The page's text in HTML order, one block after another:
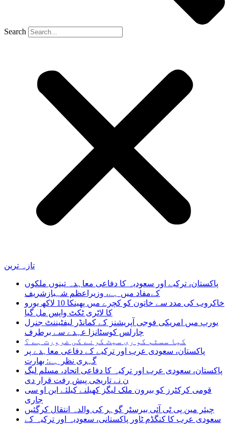
Search
تازہ ترین
پاکستان، ترکیے اور سعودیہ کا دفاعی معاہدہ تینوں ملکوں
کےمفاد میں ہے، وزیراعظم شہبازشریف
خاکروب کی مدد سے خاتون کو کچرے میں پھینکا 10 لاکھ یورو
کا لاٹری ٹکٹ واپس مل گیا
یورپ میں امریکی فوجی آپریشنز کے کمانڈر لیفٹیننٹ جنرل
چارلس کوسٹانزا عہدے سے برطرف
کیا سسٹم کو ری سیٹ کرنے کی ضرورت ہے ؟
پاکستان، سعودی عرب اور ترکیے کے دفاعی معاہدے پر
گہری نظر ہے: بھارت
پاکستان، سعودی عرب اور ترکیہ کا دفاعی اتحاد، مسلم لیگ
ن نے تاریخی پیش رفت قرار دی
قومی کرکٹرز کو بیرون ملک لیگز کھیلنے کیلئے این او سی
جاری
چیئر مین پی ٹی آئی بیرسٹر گوہر کی والدہ انتقال کرگئیں
سعودی عرب کا کنگڈم ٹاور پاکستانی، سعودیہ اور ترکیہ کے